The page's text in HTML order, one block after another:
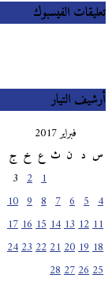
تعليقات الفيسبوك
أرشيف التيار
فبراير 2017
س
ث خ ج
10
11
12
13
14
15
16
17
18
19
20
21
22
23
24
25
26
27
28